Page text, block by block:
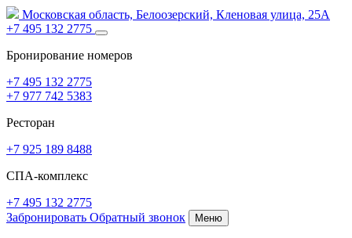
Московская область, Белоозерский, Кленовая улица, 25А
+7 495 132 2775
Бронирование номеров
+7 495 132 2775
+7 977 742 5383
Ресторан
+7 925 189 8488
СПА-комплекс
+7 495 132 2775
Забронировать Обратный звонок Меню